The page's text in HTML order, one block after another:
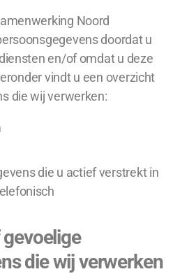
Noord
doordat u
en/of omdat u deze
vindt u een overzicht
die wij verwerken:
die u actief verstrekt in
die wij verwerken